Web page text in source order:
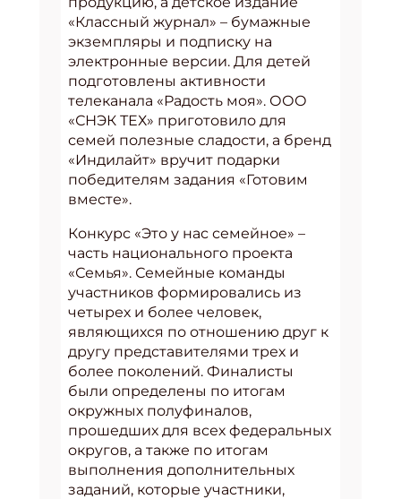
«Классный журнал» – бумажные
экземпляры и подписку на
электронные версии. Для детей
подготовлены активности
телеканала «Радость моя». ООО
«СНЭК ТЕХ» приготовило для
семей полезные сладости, а бренд
«Индилайт» вручит подарки
победителям задания «Готовим
вместе».
Конкурс «Это у нас семейное» –
часть национального проекта
«Семья». Семейные команды
участников формировались из
четырех и более человек,
являющихся по отношению друг к
другу представителями трех и
более поколений. Финалисты
были определены по итогам
окружных полуфиналов,
прошедших для всех федеральных
округов, а также по итогам
выполнения дополнительных
заданий, которые участники,